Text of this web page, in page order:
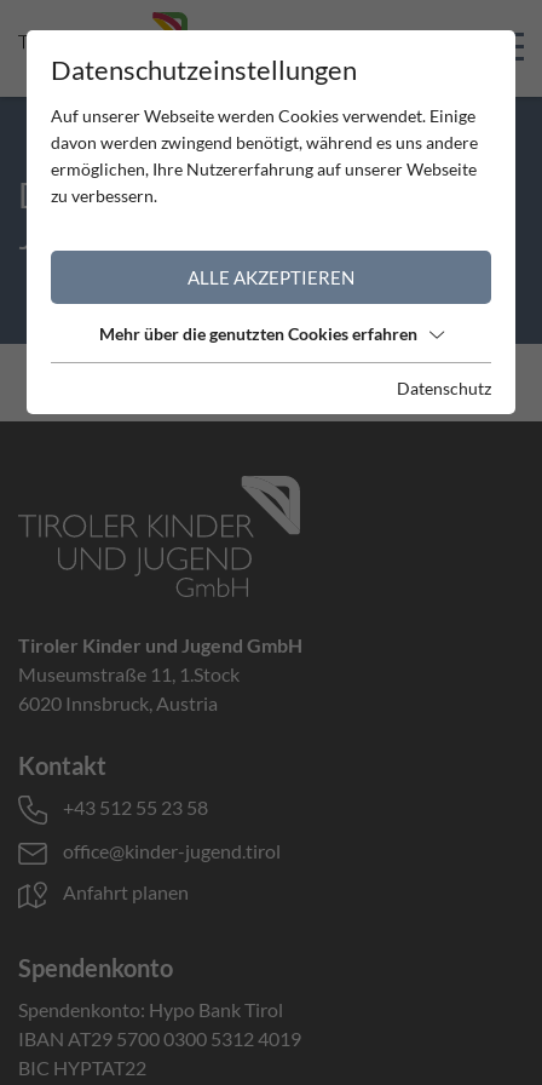
DIE TIROLER KINDER UND
JUGEND GMBH
Tiroler Kinder und Jugend GmbH
Museumstraße 11, 1.Stock
6020 Innsbruck, Austria
Kontakt
+43 512 55 23 58
office@kinder-jugend.tirol
Anfahrt planen
Spendenkonto
Spendenkonto: Hypo Bank Tirol
IBAN AT29 5700 0300 5312 4019
BIC HYPTAT22
Datenschutzeinstellungen
Auf unserer Webseite werden Cookies verwendet. Einige
davon werden zwingend benötigt, während es uns andere
ermöglichen, Ihre Nutzererfahrung auf unserer Webseite
zu verbessern.
ALLE AKZEPTIEREN
Mehr über die genutzten Cookies erfahren
Datenschutz